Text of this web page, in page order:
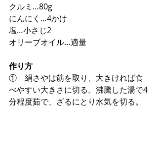
クルミ…80g
にんにく…4かけ
塩…小さじ2
オリーブオイル…適量
作り方
①　絹さやは筋を取り、大きければ食
べやすい大きさに切る。沸騰した湯で4
分程度茹で、ざるにとり水気を切る。